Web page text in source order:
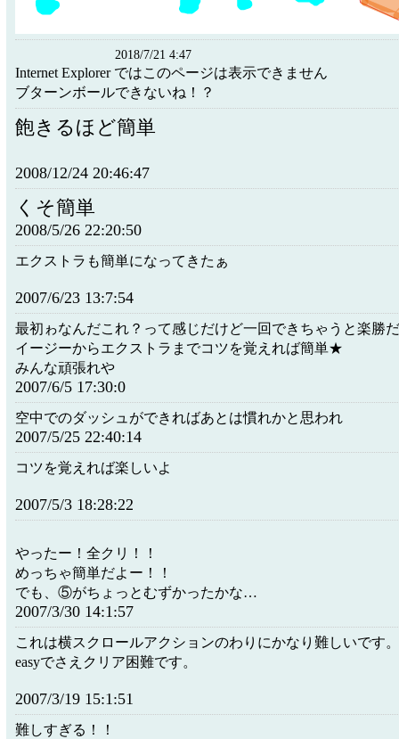
2018/7/21 4:47
Internet Explorer ではこのページは表示できません
ブターンボールできないね！？
飽きるほど簡単
2008/12/24 20:46:47
くそ簡単
2008/5/26 22:20:50
エクストラも簡単になってきたぁ
2007/6/23 13:7:54
最初ゎなんだこれ？って感じだけど一回できちゃうと楽勝
イージーからエクストラまでコツを覚えれば簡単★
みんな頑張れや
2007/6/5 17:30:0
空中でのダッシュができればあとは慣れかと思われ
2007/5/25 22:40:14
コツを覚えれば楽しいよ
2007/5/3 18:28:22
やったー！全クリ！！
めっちゃ簡単だよー！！
でも、⑤がちょっとむずかったかな…
2007/3/30 14:1:57
これは横スクロールアクションのわりにかなり難しいです。
easyでさえクリア困難です。
2007/3/19 15:1:51
難しすぎる！！